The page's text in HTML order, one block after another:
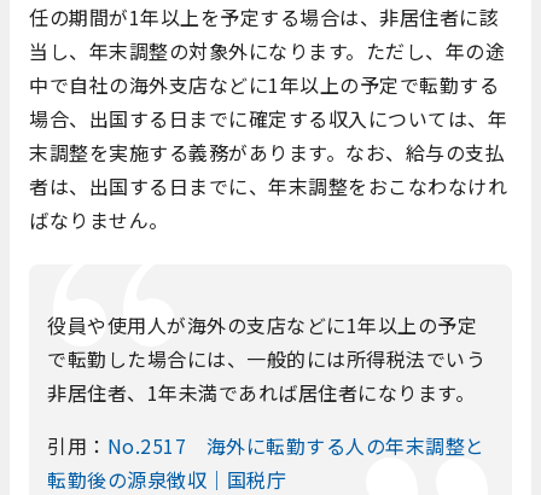
任の期間が1年以上を予定する場合は、非居住者に該
当し、年末調整の対象外になります。ただし、年の途
中で自社の海外支店などに1年以上の予定で転勤する
場合、出国する日までに確定する収入については、年
末調整を実施する義務があります。なお、給与の支払
者は、出国する日までに、年末調整をおこなわなけれ
ばなりません。
役員や使用人が海外の支店などに1年以上の予定
で転勤した場合には、一般的には所得税法でいう
非居住者、1年未満であれば居住者になります。
引用： No.2517 海外に転勤する人の年末調整と
転勤後の源泉徴収｜国税庁